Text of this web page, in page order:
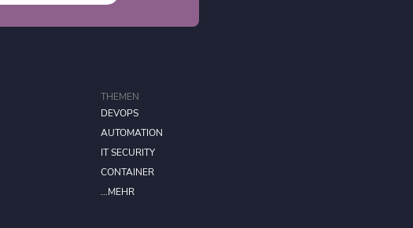
THEMEN
DEVOPS
AUTOMATION
IT SECURITY
CONTAINER
...MEHR